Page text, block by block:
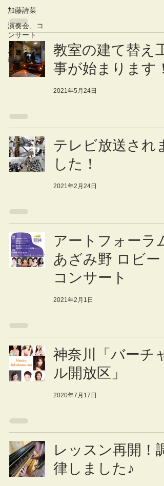
加藤詩菜
演奏会、コ
ンサート
かとう音楽
教室
教室の建て替え工
事が始まります！
2021年5月24日
テレビ放送されま
した！
2021年2月24日
アートフォーラム
あざみ野 ロビー
コンサート
2021年2月1日
神奈川「バーチャ
ル開放区」
2020年7月17日
レッスン再開！調
律しました♪